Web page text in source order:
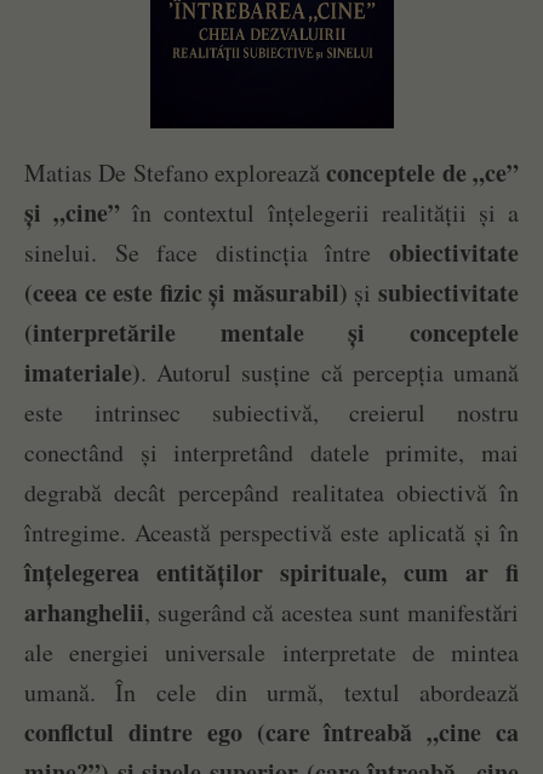
Matias De Stefano exploreazăconceptele de „ce”
și „cine” în contextul înțelegerii realității și a
sinelui. Se face distincția între obiectivitate
(ceea ce este fizic și măsurabil) șisubiectivitate
(interpretările mentale și conceptele
imateriale). Autorul susține că percepția umană
este intrinsec subiectivă, creierul nostru
conectând și interpretând datele primite, mai
degrabă decât percepând realitatea obiectivă în
întregime. Această perspectivă este aplicată și în
înțelegerea entităților spirituale, cum ar fi
arhanghelii, sugerând că acestea sunt manifestări
ale energiei universale interpretate de mintea
umană. În cele din urmă, textul abordează
conflctul dintre ego (care întreabă „cine ca